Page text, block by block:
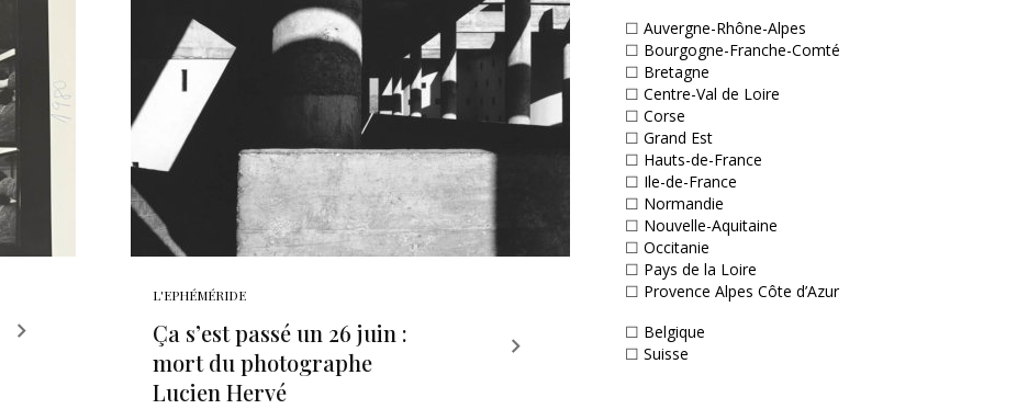
L'EPHÉMÉRIDE
Ça s’est passé un 26 juin :
mort du photographe
Lucien Hervé
☐ Auvergne-Rhône-Alpes
☐ Bourgogne-Franche-Comté
☐ Bretagne
☐ Centre-Val de Loire
☐ Corse
☐ Grand Est
☐ Hauts-de-France
☐ Ile-de-France
☐ Normandie
☐ Nouvelle-Aquitaine
☐ Occitanie
☐ Pays de la Loire
☐ Provence Alpes Côte d’Azur
☐ Belgique
☐ Suisse